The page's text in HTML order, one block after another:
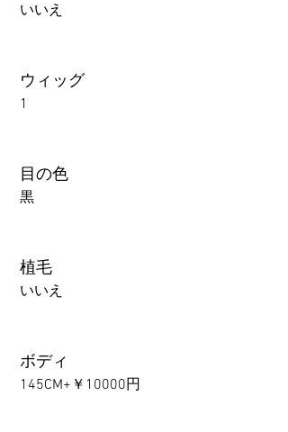
いいえ
ウィッグ
1
目の色
黒
植毛
いいえ
ボディ
145CM+￥10000円